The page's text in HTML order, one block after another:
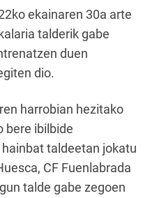
ekainaren 30a arte
talderik gabe
duen
dio.
harrobian hezitako
bere ibilbide
taldeetan jokatu
CF Fuenlabrada
talde gabe zegoen